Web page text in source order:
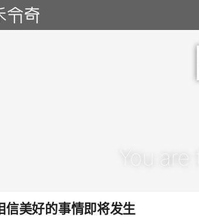
You
信美好的事情即将发生